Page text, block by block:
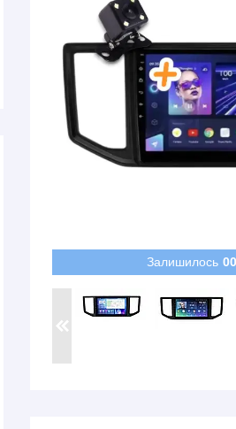
Залишилось 00